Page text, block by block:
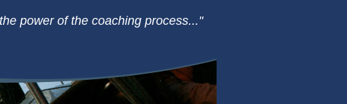
power of the coaching process..."